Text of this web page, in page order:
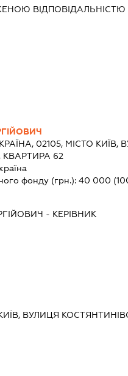
ВІДПОВІДАЛЬНІСТЮ
02105, МІСТО КИЇВ,
КВАРТИРА 62
фонду (грн.):40 000
- КЕРІВНИК
ВУЛИЦЯ